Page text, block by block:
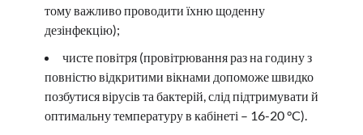
тому важливо проводити їхню щоденну
дезінфекцію);
чисте повітря (провітрювання раз на годину з
повністю відкритими вікнами допоможе швидко
позбутися вірусів та бактерій, слід підтримувати й
оптимальну температуру в кабінеті – 16-20 °C).